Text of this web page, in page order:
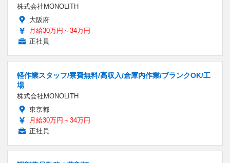
株式会社MONOLITH
大阪府
月給30万円～34万円
正社員
軽作業スタッフ/寮費無料/高収入/倉庫内作業/ブランクOK/工
場
株式会社MONOLITH
東京都
月給30万円～34万円
正社員